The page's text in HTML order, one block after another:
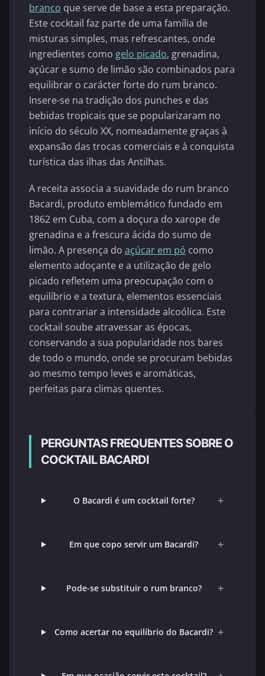
branco que serve de base a esta preparação.
Este cocktail faz parte de uma família de
misturas simples, mas refrescantes, onde
ingredientes como gelo picado, grenadina,
açúcar e sumo de limão são combinados para
equilibrar o carácter forte do rum branco.
Insere-se na tradição dos punches e das
bebidas tropicais que se popularizaram no
início do século XX, nomeadamente graças à
expansão das trocas comerciais e à conquista
turística das ilhas das Antilhas.
A receita associa a suavidade do rum branco
Bacardi, produto emblemático fundado em
1862 em Cuba, com a doçura do xarope de
grenadina e a frescura ácida do sumo de
limão. A presença do açúcar em pó como
elemento adoçante e a utilização de gelo
picado refletem uma preocupação com o
equilíbrio e a textura, elementos essenciais
para contrariar a intensidade alcoólica. Este
cocktail soube atravessar as épocas,
conservando a sua popularidade nos bares
de todo o mundo, onde se procuram bebidas
ao mesmo tempo leves e aromáticas,
perfeitas para climas quentes.
PERGUNTAS FREQUENTES SOBRE O
COCKTAIL BACARDI
O Bacardi é um cocktail forte? +
Em que copo servir um Bacardi? +
Pode-se substituir o rum branco? +
Como acertar no equilíbrio do Bacardi? +